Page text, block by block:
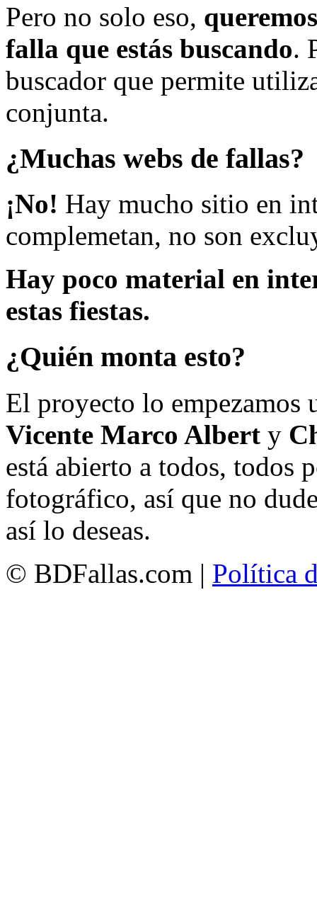
Pero no solo eso,
falla que estás buscando.
buscador que permite
conjunta.
¿Muchas webs de fallas?
¡No! Hay mucho sitio en
complemetan, no son
Hay poco material en
estas fiestas.
¿Quién monta esto?
El proyecto lo empezamos
Vicente Marco Albert y
está abierto a todos, todos
fotográfico, así que no
así lo deseas.
© BDFallas.com | Política